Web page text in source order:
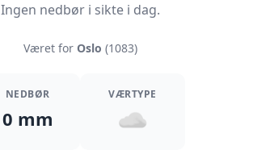
Ingen nedbør i sikte i dag.
Været for Oslo (1083)
NEDBØR
0 mm
VÆRTYPE